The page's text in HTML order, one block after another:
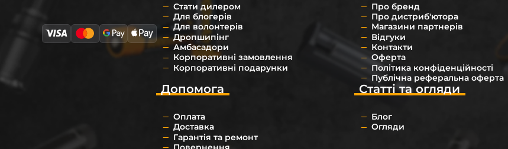
Про бренд
Про дистриб'ютора
Магазини партнерів
Відгуки
Контакти
Оферта
Політика конфіденційності
Публічна реферальна оферта
Стати дилером
Для блогерів
Для волонтерів
Дропшипінг
Амбасадори
Корпоративні замовлення
Корпоративні подарунки
Статті та огляди
Блог
Огляди
Допомога
Оплата
Доставка
Гарантія та ремонт